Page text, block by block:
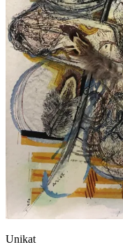
Unikat